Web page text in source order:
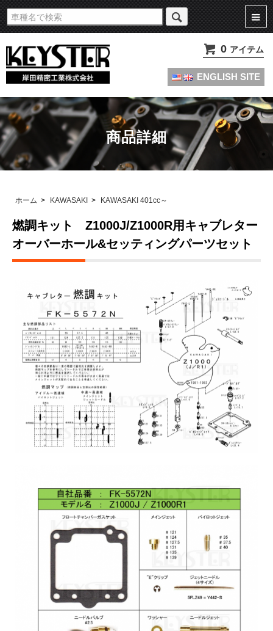
旧車・名車・絶版車キャブレターのオーバーホールやセッティングパーツは
KEYSTERの燃調キット
0 アイテム
ENGLISH SITE
商品詳細
ホーム > KAWASAKI > KAWASAKI 401cc～
燃調キット Z1000J/Z1000R用キャブレター
オーバーホール&セッティングパーツセット